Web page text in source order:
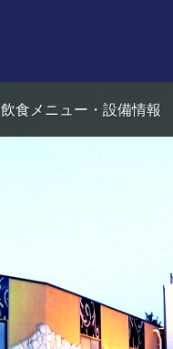
飲食メニュー・設備情報